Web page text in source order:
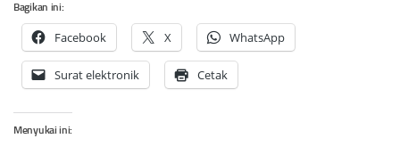
Bagikan ini:
Facebook X WhatsApp
Surat elektronik Cetak
Menyukai ini: